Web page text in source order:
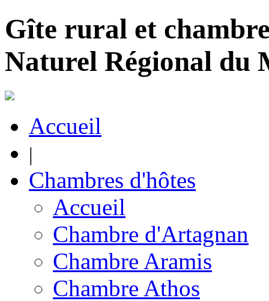
Gîte rural et
Naturel Régional du
Accueil
|
Chambres d'hôtes
Accueil
Chambre d'Artagnan
Chambre Aramis
Chambre Athos